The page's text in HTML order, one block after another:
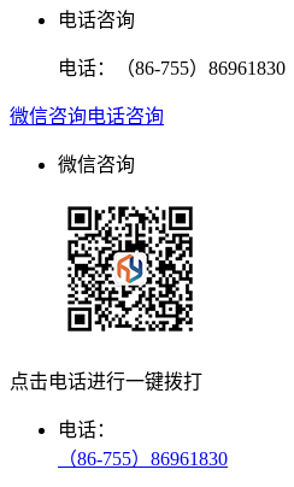
电话咨询
电话： （86-755）86961830
微信咨询电话咨询
微信咨询
点击电话进行一键拨打
电话：
（86-755）86961830